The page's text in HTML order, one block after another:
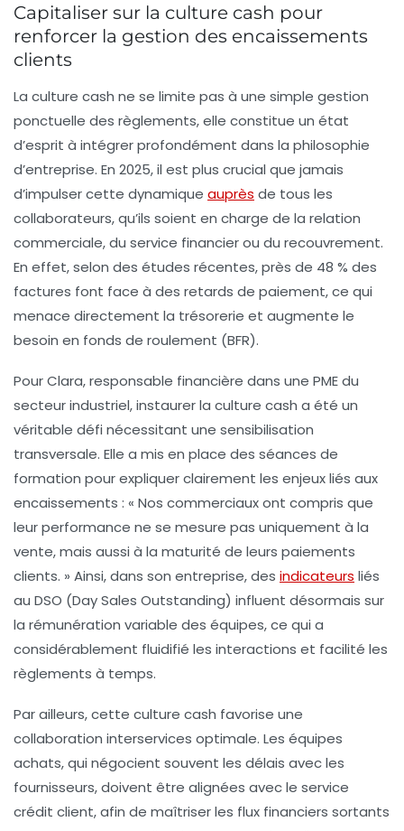
Capitaliser sur la culture cash pour
renforcer la gestion des encaissements
clients
La culture cash ne se limite pas à une simple gestion
ponctuelle des règlements, elle constitue un état
d’esprit à intégrer profondément dans la philosophie
d’entreprise. En 2025, il est plus crucial que jamais
d’impulser cette dynamique auprès de tous les
collaborateurs, qu’ils soient en charge de la relation
commerciale, du service financier ou du recouvrement.
En effet, selon des études récentes, près de 48 % des
factures font face à des retards de paiement, ce qui
menace directement la trésorerie et augmente le
besoin en fonds de roulement (BFR).
Pour Clara, responsable financière dans une PME du
secteur industriel, instaurer la culture cash a été un
véritable défi nécessitant une sensibilisation
transversale. Elle a mis en place des séances de
formation pour expliquer clairement les enjeux liés aux
encaissements : « Nos commerciaux ont compris que
leur performance ne se mesure pas uniquement à la
vente, mais aussi à la maturité de leurs paiements
clients. » Ainsi, dans son entreprise, des indicateurs liés
au DSO (Day Sales Outstanding) influent désormais sur
la rémunération variable des équipes, ce qui a
considérablement fluidifié les interactions et facilité les
règlements à temps.
Par ailleurs, cette culture cash favorise une
collaboration interservices optimale. Les équipes
achats, qui négocient souvent les délais avec les
fournisseurs, doivent être alignées avec le service
crédit client, afin de maîtriser les flux financiers sortants